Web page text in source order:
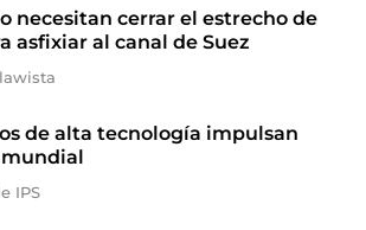
necesitan cerrar el estrecho de
asfixiar al canal de Suez
de alta tecnología impulsan
IPS